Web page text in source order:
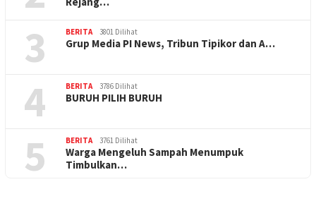
3 BERITA 3801 Dilihat
Grup Media PI News, Tribun Tipikor dan A…
4 BERITA 3786 Dilihat
BURUH PILIH BURUH
5 BERITA 3761 Dilihat
Warga Mengeluh Sampah Menumpuk
Timbulkan…